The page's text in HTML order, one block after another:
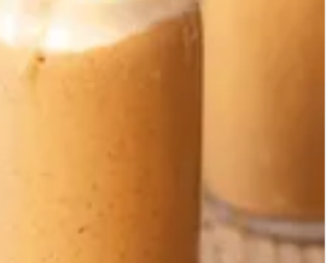
išsiskiria kanapių sėklų baltymų
Kanapių baltymai vertinami dėl
aminorūgščių profilio, o žirnių
pasirenkami kanapių proteino
tiek kokteiliams, tiek košėms ar
ypač tinka veganams ir vengiantiems